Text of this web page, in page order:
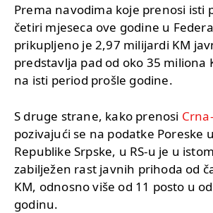
Prema navodima koje prenosi isti
četiri mjeseca ove godine u
prikupljeno je 2,97 milijardi KM
predstavlja pad od oko 35 miliona
na isti period prošle godine.
S druge strane, kako prenosi
pozivajući se na podatke Poreske
Republike Srpske, u RS-u je u
zabilježen rast javnih prihoda od
KM, odnosno više od 11 posto u
godinu.